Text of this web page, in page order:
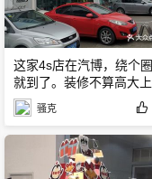
这家4s店在汽博，绕个圈
就到了。装修不算高大上
骚克